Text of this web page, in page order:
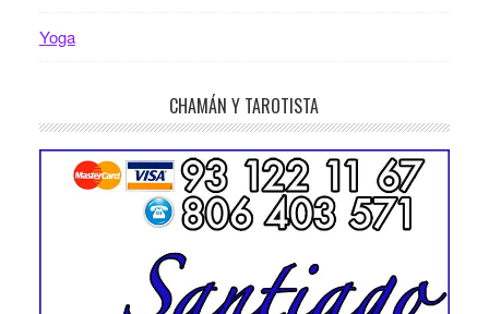
Yoga
CHAMÁN Y TAROTISTA